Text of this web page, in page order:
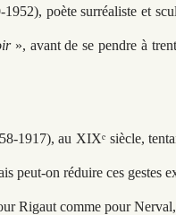
1952), poète surréaliste et
», avant de se pendre à
1917), au XIXᵉ siècle,
peut-on réduire ces gestes
Rigaut comme pour